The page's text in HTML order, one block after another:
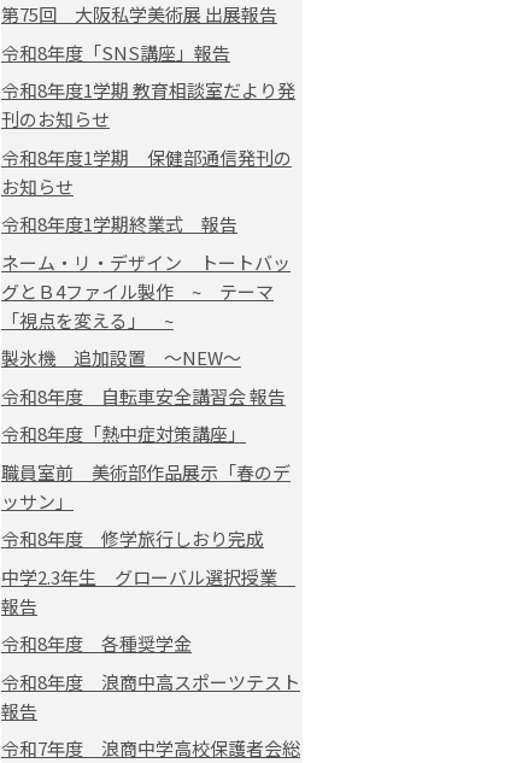
第75回 大阪私学美術展 出展報告
令和8年度「SNS講座」報告
令和8年度1学期 教育相談室だより発
刊のお知らせ
令和8年度1学期 保健部通信発刊の
お知らせ
令和8年度1学期終業式 報告
ネーム・リ・デザイン トートバッ
グとＢ4ファイル製作 ~ テーマ
「視点を変える」 ~
製氷機 追加設置 ～NEW～
令和8年度 自転車安全講習会 報告
令和8年度「熱中症対策講座」
職員室前 美術部作品展示「春のデ
ッサン」
令和8年度 修学旅行しおり完成
中学2.3年生 グローバル選択授業
報告
令和8年度 各種奨学金
令和8年度 浪商中高スポーツテスト
報告
令和7年度 浪商中学高校保護者会総